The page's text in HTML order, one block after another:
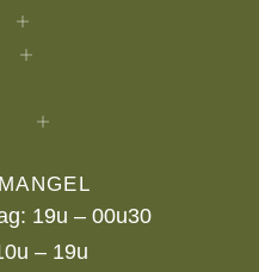
19u – 00u30
– 19u